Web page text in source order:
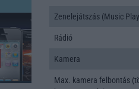
Zenelejátszás (Music
Rádió
Kamera
Max. kamera felbontás